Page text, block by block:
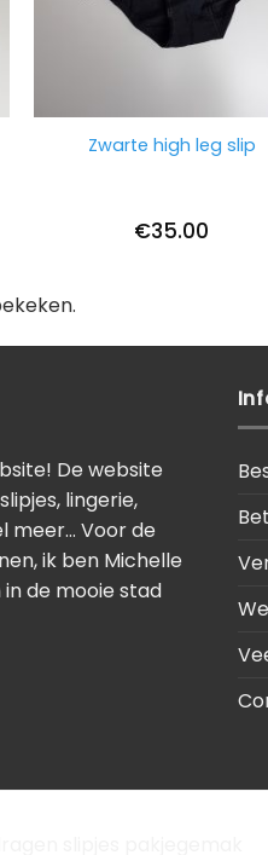
Zwarte high leg slip
€35.00
De website
lingerie,
meer… Voor de
ik ben Michelle
in de mooie stad